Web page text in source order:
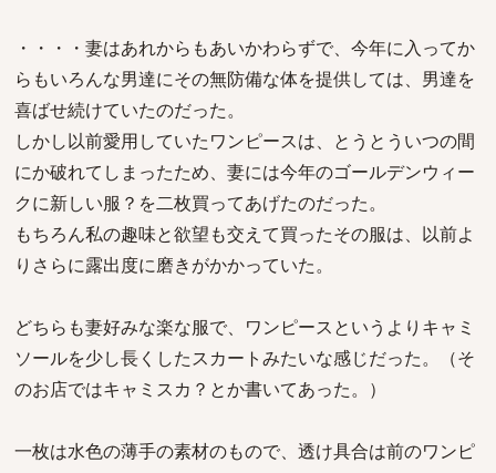
・・・・妻はあれからもあいかわらずで、今年に入ってか
らもいろんな男達にその無防備な体を提供しては、男達を
喜ばせ続けていたのだった。
しかし以前愛用していたワンピースは、とうとういつの間
にか破れてしまったため、妻には今年のゴールデンウィー
クに新しい服？を二枚買ってあげたのだった。
もちろん私の趣味と欲望も交えて買ったその服は、以前よ
りさらに露出度に磨きがかかっていた。
どちらも妻好みな楽な服で、ワンピースというよりキャミ
ソールを少し長くしたスカートみたいな感じだった。（そ
のお店ではキャミスカ？とか書いてあった。）
一枚は水色の薄手の素材のもので、透け具合は前のワンピ